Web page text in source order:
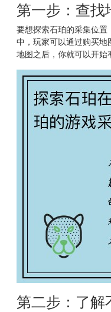
第一步：查找
要想探索石珀的采集位
中，玩家可以通过购买地
地图之后，你就可以开始
第二步：了解